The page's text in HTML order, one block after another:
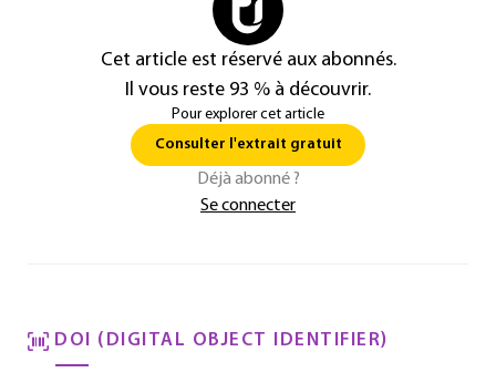
Cet article est réservé aux abonnés.
Il vous reste 93 % à découvrir.
Pour explorer cet article
Consulter l'extrait gratuit
Déjà abonné ?
Se connecter
DOI (DIGITAL OBJECT IDENTIFIER)